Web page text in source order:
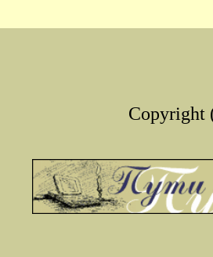
Copyright